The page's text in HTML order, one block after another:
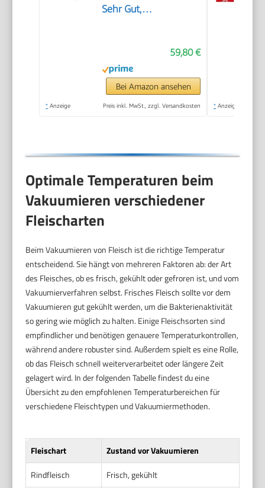
Sehr Gut,
Schweißnaht, inkl. 10
Profi-Folienbeutel
59,80 €
Bei Amazon ansehen
* Anzeige Preis inkl. MwSt., zzgl. Versandkosten * Anzeige
Optimale Temperaturen beim
Vakuumieren verschiedener
Fleischarten
Beim Vakuumieren von Fleisch ist die richtige Temperatur
entscheidend. Sie hängt von mehreren Faktoren ab: der Art
des Fleisches, ob es frisch, gekühlt oder gefroren ist, und vom
Vakuumierverfahren selbst. Frisches Fleisch sollte vor dem
Vakuumieren gut gekühlt werden, um die Bakterienaktivität
so gering wie möglich zu halten. Einige Fleischsorten sind
empfindlicher und benötigen genauere Temperaturkontrollen,
während andere robuster sind. Außerdem spielt es eine Rolle,
ob das Fleisch schnell weiterverarbeitet oder längere Zeit
gelagert wird. In der folgenden Tabelle findest du eine
Übersicht zu den empfohlenen Temperaturbereichen für
verschiedene Fleischtypen und Vakuumiermethoden.
Fleischart Zustand vor Vakuumieren
Rindfleisch
Frisch, gekühlt